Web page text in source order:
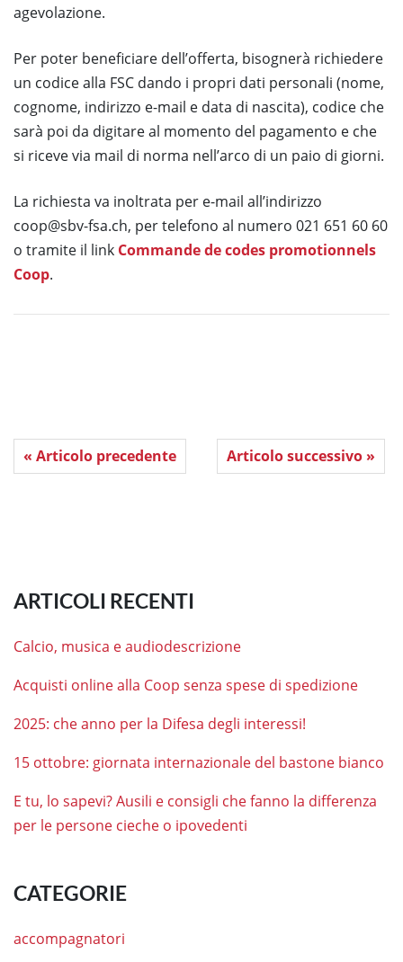
agevolazione.
Per poter beneficiare dell’offerta, bisognerà richiedere
un codice alla FSC dando i propri dati personali (nome,
cognome, indirizzo e-mail e data di nascita), codice che
sarà poi da digitare al momento del pagamento e che
si riceve via mail di norma nell’arco di un paio di giorni.
La richiesta va inoltrata per e-mail all’indirizzo
coop@sbv-fsa.ch, per telefono al numero 021 651 60 60
o tramite il link Commande de codes promotionnels
Coop.
« Articolo precedente Articolo successivo »
ARTICOLI RECENTI
Calcio, musica e audiodescrizione
Acquisti online alla Coop senza spese di spedizione
2025: che anno per la Difesa degli interessi!
15 ottobre: giornata internazionale del bastone bianco
E tu, lo sapevi? Ausili e consigli che fanno la differenza
per le persone cieche o ipovedenti
CATEGORIE
accompagnatori